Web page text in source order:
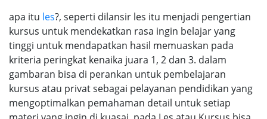
apa itu les?, seperti dilansir les itu menjadi pengertian
kursus untuk mendekatkan rasa ingin belajar yang
tinggi untuk mendapatkan hasil memuaskan pada
kriteria peringkat kenaika juara 1, 2 dan 3. dalam
gambaran bisa di perankan untuk pembelajaran
kursus atau privat sebagai pelayanan pendidikan yang
mengoptimalkan pemahaman detail untuk setiap